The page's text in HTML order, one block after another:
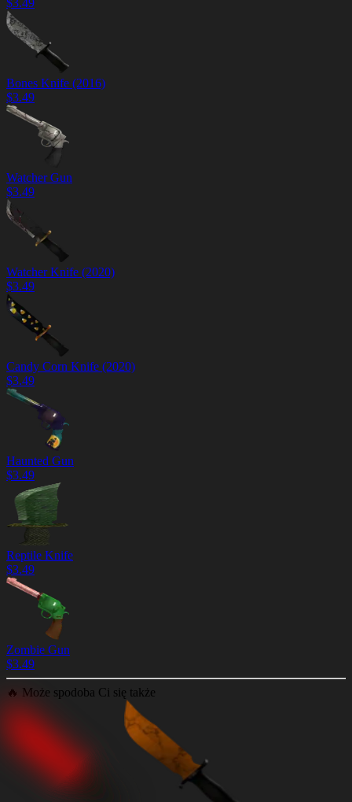
Bones Knife (2016)
$3.49
Watcher Gun
$3.49
Watcher Knife (2020)
$3.49
Candy Corn Knife (2020)
$3.49
Haunted Gun
$3.49
Reptile Knife
$3.49
Zombie Gun
$3.49
🔥 Może spodoba Ci się także